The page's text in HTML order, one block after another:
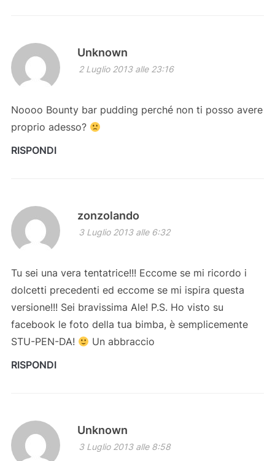
Unknown
2 Luglio 2013 alle 23:16
Noooo Bounty bar pudding perché non ti posso avere
proprio adesso?
RISPONDI
zonzolando
3 Luglio 2013 alle 6:32
Tu sei una vera tentatrice!!! Eccome se mi ricordo i
dolcetti precedenti ed eccome se mi ispira questa
versione!!! Sei bravissima Ale! P.S. Ho visto su
facebook le foto della tua bimba, è semplicemente
STU-PEN-DA!
Un abbraccio
RISPONDI
Unknown
3 Luglio 2013 alle 8:58